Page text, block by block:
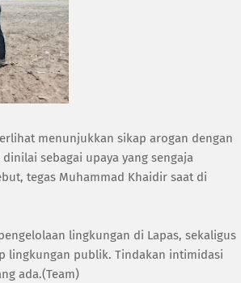
menunjukkan sikap arogan dengan
sebagai upaya yang sengaja
tegas Muhammad Khaidir saat di
lingkungan di Lapas, sekaligus
lingkungan publik. Tindakan intimidasi
ada.(Team)